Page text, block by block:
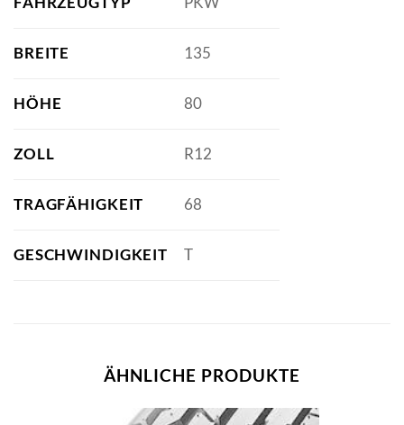
BREITE 135
HÖHE 80
ZOLL R12
TRAGFÄHIGKEIT 68
GESCHWINDIGKEIT T
ÄHNLICHE PRODUKTE